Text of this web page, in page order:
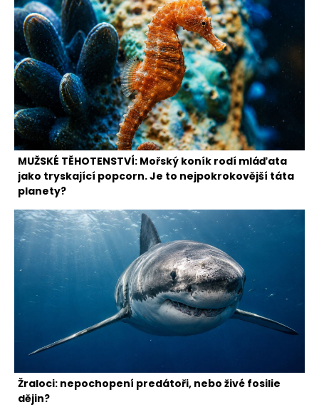
MUŽSKÉ TĚHOTENSTVÍ: Mořský koník rodí mláďata
jako tryskající popcorn. Je to nejpokrokovější táta
planety?
Žraloci: nepochopení predátoři, nebo živé fosilie
dějin?